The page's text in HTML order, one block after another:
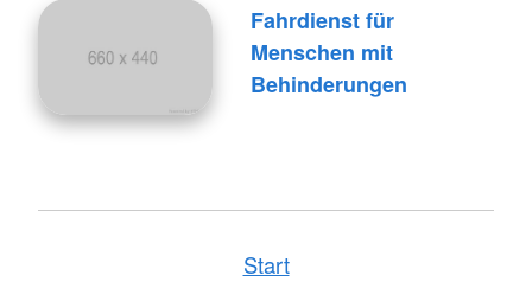
Fahrdienst für
Menschen mit
Behinderungen
Start